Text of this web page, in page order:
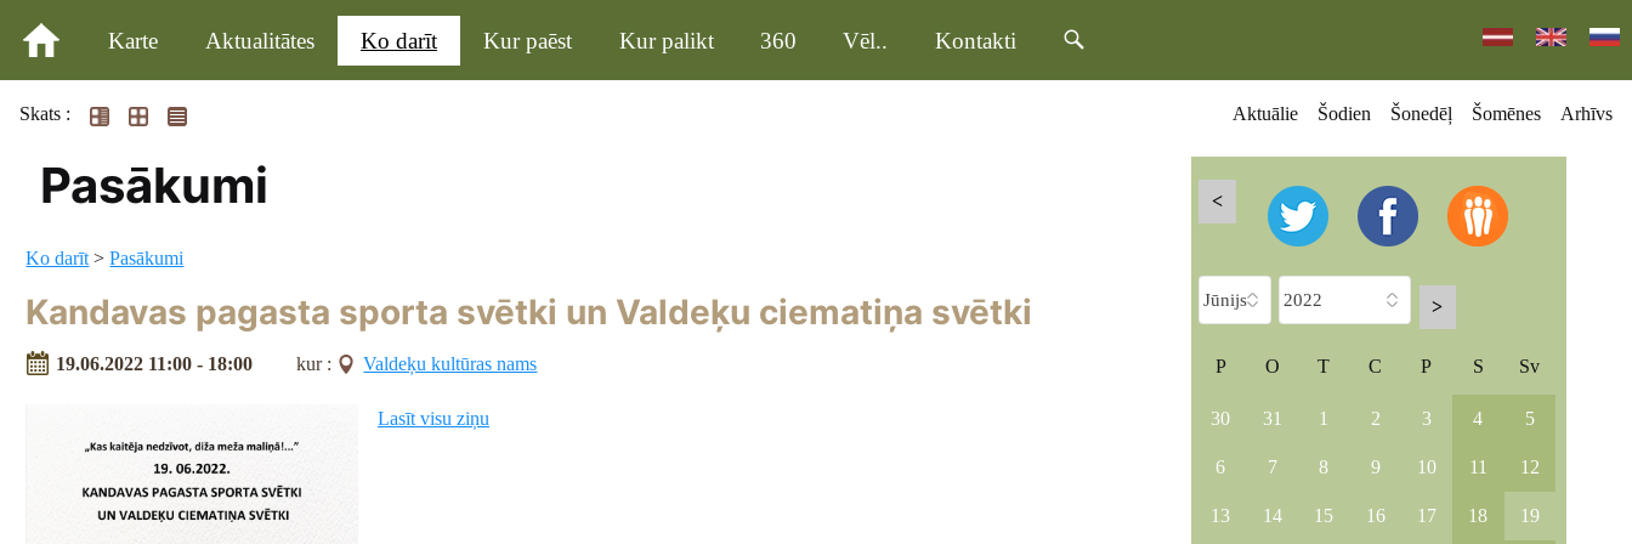
Karte Aktualitātes Ko darīt Kur paēst Kur palikt 360 Vēl.. Kontakti
Skats : Aktuālie Šodien Šonedēļ Šomēnes Arhīvs
Pasākumi
Ko darīt >Pasākumi
Kandavas pagasta sporta svētki un Valdeķu ciematiņa svētki
19.06.2022 11:00 - 18:00 kur : Valdeķu kultūras nams
Lasīt visu ziņu
<
>
P O T C P S Sv
30 31 1 2 3 4 5
6 7 8 9 10 11 12
13 14 15 16 17 18 19